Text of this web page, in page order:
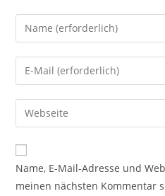
Gib
deinen
Namen
oder
zum
Kommentieren
ein
Gib
deine
E-
Mail-
zum
Kommentieren
ein
Gib
deine
Website-
URL
Name, E-Mail-Adresse und
meinen nächsten Kommentar